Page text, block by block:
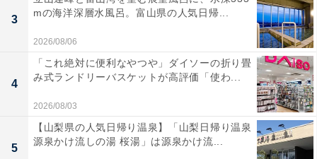
3
mの海洋深層水風呂。富山県の人気日帰...
2026/08/06
4
「これ絶対に便利なやつや」ダイソーの折り畳
み式ランドリーバスケットが高評価「使わ...
2026/08/03
5
【山梨県の人気日帰り温泉】「山梨日帰り温泉
源泉かけ流しの湯 桜湯」は源泉かけ流...